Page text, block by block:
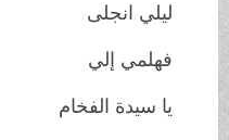
ليلي انجلى
فهلمي إلي
يا سيدة الفخام